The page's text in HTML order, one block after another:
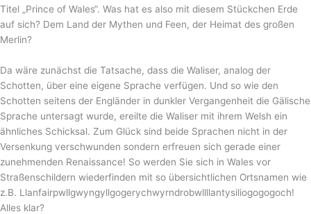
Titel „Prince of Wales“. Was hat es also mit diesem Stückchen Erde
auf sich? Dem Land der Mythen und Feen, der Heimat des großen
Merlin?
Da wäre zunächst die Tatsache, dass die Waliser, analog der
Schotten, über eine eigene Sprache verfügen. Und so wie den
Schotten seitens der Engländer in dunkler Vergangenheit die Gälische
Sprache untersagt wurde, ereilte die Waliser mit ihrem Welsh ein
ähnliches Schicksal. Zum Glück sind beide Sprachen nicht in der
Versenkung verschwunden sondern erfreuen sich gerade einer
zunehmenden Renaissance! So werden Sie sich in Wales vor
Straßenschildern wiederfinden mit so übersichtlichen Ortsnamen wie
z.B. Llanfairpwllgwyngyllgogerychwyrndrobwllllantysiliogogogoch!
Alles klar?